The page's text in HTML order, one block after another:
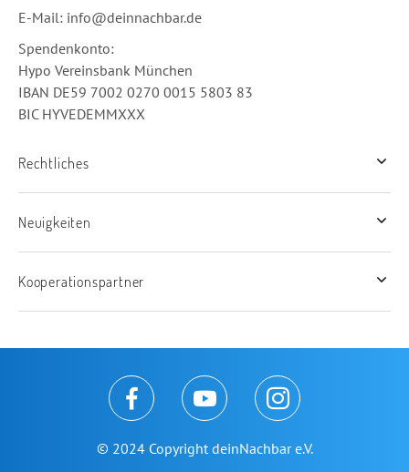
E-Mail: info@deinnachbar.de
Hypo Vereinsbank München
IBAN DE59 7002 0270 0015 5803 83
BIC HYVEDEMMXXX
Rechtliches
Neuigkeiten
Kooperationspartner
© 2024 Copyright deinNachbar e.V.